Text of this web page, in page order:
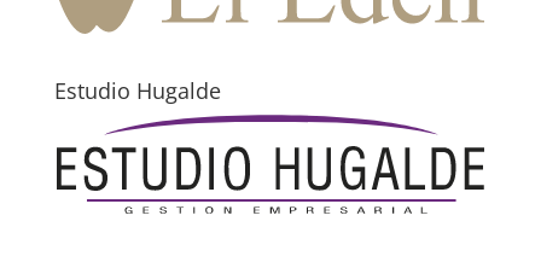
Estudio Hugalde